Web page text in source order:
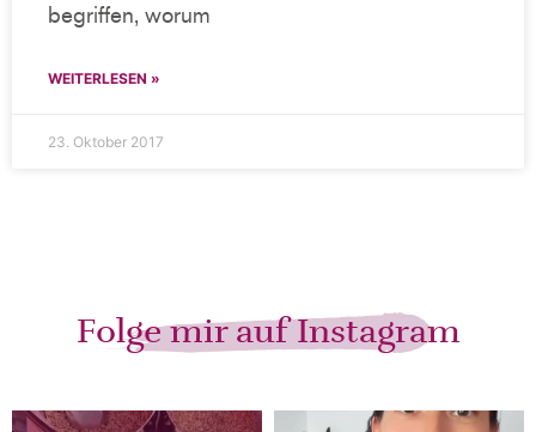
begriffen, worum
WEITERLESEN »
23. Oktober 2017
Folge mir auf Instagram